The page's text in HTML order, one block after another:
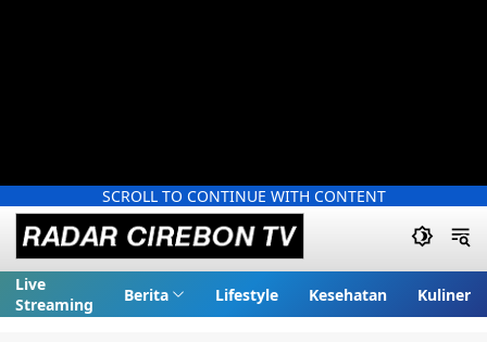
SCROLL TO CONTINUE WITH CONTENT
Live
Streaming
Berita Lifestyle Kesehatan Kuliner